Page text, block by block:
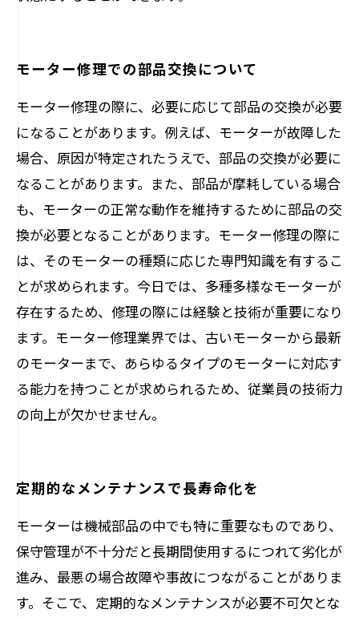
モーター修理での部品交換について
モーター修理の際に、必要に応じて部品の交換が必要
になることがあります。例えば、モーターが故障した
場合、原因が特定されたうえで、部品の交換が必要に
なることがあります。また、部品が摩耗している場合
も、モーターの正常な動作を維持するために部品の交
換が必要となることがあります。モーター修理の際に
は、そのモーターの種類に応じた専門知識を有するこ
とが求められます。今日では、多種多様なモーターが
存在するため、修理の際には経験と技術が重要になり
ます。モーター修理業界では、古いモーターから最新
のモーターまで、あらゆるタイプのモーターに対応す
る能力を持つことが求められるため、従業員の技術力
の向上が欠かせません。
定期的なメンテナンスで長寿命化を
モーターは機械部品の中でも特に重要なものであり、
保守管理が不十分だと長期間使用するにつれて劣化が
進み、最悪の場合故障や事故につながることがありま
す。そこで、定期的なメンテナンスが必要不可欠とな